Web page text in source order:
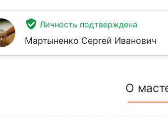
Личность подтверждена
Мартыненко Сергей Иванович
О